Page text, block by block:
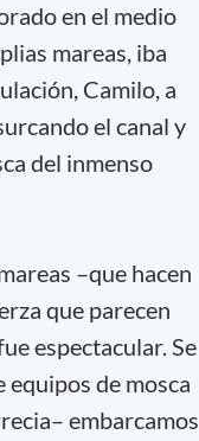
en el medio
mareas, iba
Camilo, a
el canal y
del inmenso
–que hacen
que parecen
espectacular. Se
de mosca
embarcamos